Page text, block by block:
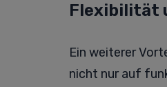
Flexibilität
Ein weiterer
nicht nur auf